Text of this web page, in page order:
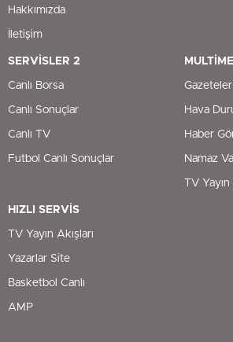
Hakkımızda
İletişim
SERVİSLER 2
Canlı Borsa
Canlı Sonuçlar
Canlı TV
Futbol Canlı Sonuçlar
Gazeteler
Hava
Haber
Namaz
TV Yayın
HIZLI SERVİS
TV Yayın Akışları
Yazarlar Site
Basketbol Canlı
AMP